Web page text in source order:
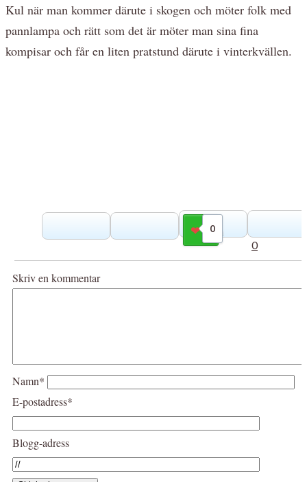
Kul när man kommer därute i skogen och möter folk med
pannlampa och rätt som det är möter man sina fina
kompisar och får en liten pratstund därute i vinterkvällen.
0
Gilla
0
Skriv en kommentar
Namn*
E-postadress*
Blogg-adress